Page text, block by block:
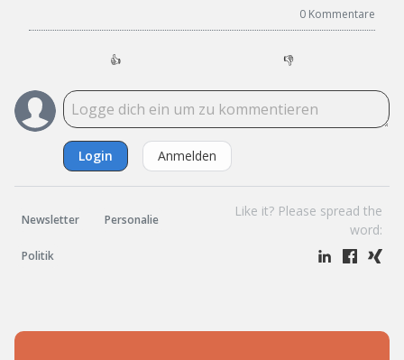
0 Kommentare
👍 👎
Login Anmelden
Newsletter Personalie
Politik
Like it? Please spread the
word: